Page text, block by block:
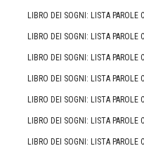
LIBRO DEI SOGNI: LISTA PAROLE
LIBRO DEI SOGNI: LISTA PAROLE
LIBRO DEI SOGNI: LISTA PAROLE
LIBRO DEI SOGNI: LISTA PAROLE
LIBRO DEI SOGNI: LISTA PAROLE
LIBRO DEI SOGNI: LISTA PAROLE
LIBRO DEI SOGNI: LISTA PAROLE